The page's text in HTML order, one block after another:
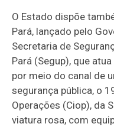
O Estado dispõe
Pará, lançado pelo
Secretaria de
Pará (Segup), que
por meio do canal de
segurança pública, o
Operações (Ciop), da
viatura rosa, com